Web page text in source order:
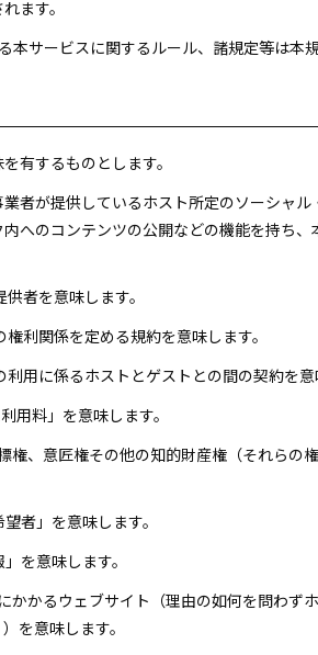
ます。
サービスに関するルール、諸規定等は本
有するものとします。
者が提供しているホスト所定のソーシャ
へのコンテンツの公開などの機能を持ち
者を意味します。
利関係を定める規約を意味します。
用に係るホストとゲストとの間の契約を意
用料」を意味します。
、意匠権その他の知的財産権（それらの
者」を意味します。
を意味します。
かるウェブサイト（理由の如何を問わず
を意味します。